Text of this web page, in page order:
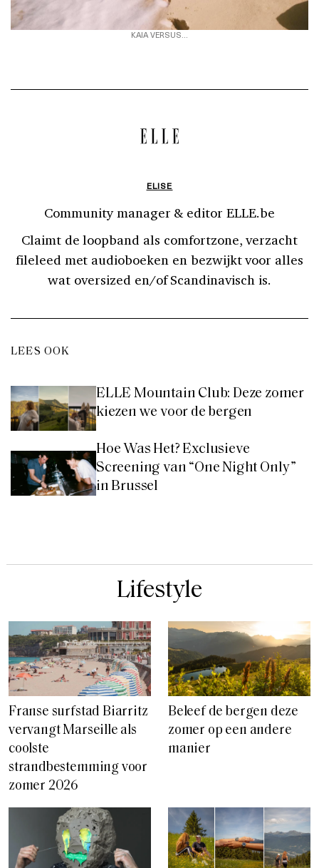
KAIA VERSUS...
ELISE
Community manager & editor ELLE.be
Claimt de loopband als comfortzone, verzacht
fileleed met audioboeken en bezwijkt voor alles
wat oversized en/of Scandinavisch is.
LEES OOK
ELLE Mountain Club: Deze zomer
kiezen we voor de bergen
Hoe Was Het? Exclusieve
Screening van “One Night Only”
in Brussel
Lifestyle
Franse surfstad Biarritz
vervangt Marseille als
coolste
strandbestemming voor
zomer 2026
Beleef de bergen deze
zomer op een andere
manier